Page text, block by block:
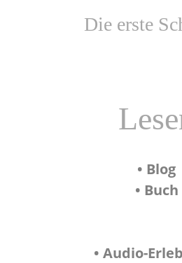
Die erste
• Blog
• Buch
• Audio-